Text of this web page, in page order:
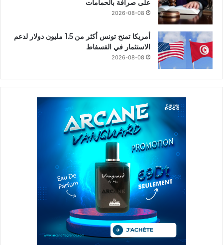
على صرافة بالحمامات
2026-08-08
أمريكا تمنح تونس أكثر من 1.5 مليون دولار لدعم
الاستثمار في الفسفاط
2026-08-08